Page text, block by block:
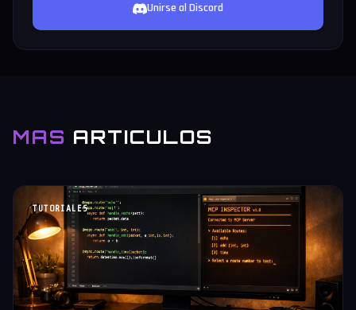
Unirse al Discord
MAS ARTICULOS
TUTORIALES